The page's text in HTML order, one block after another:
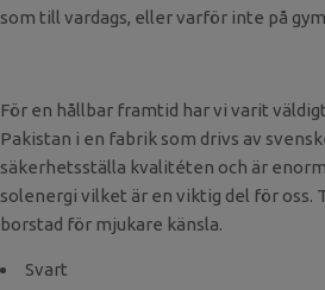
som till vardags, eller varför inte på
För en hållbar framtid har vi varit
Pakistan i en fabrik som drivs av
säkerhetsställa kvalitéten och är
solenergi vilket är en viktig del för oss.
borstad för mjukare känsla.
Svart